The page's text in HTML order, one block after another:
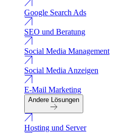
Google Search Ads
SEO und Beratung
Social Media Management
Social Media Anzeigen
E-Mail Marketing
Andere Lösungen
Hosting und Server